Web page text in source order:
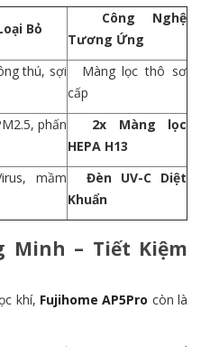
Bỏ
Công Nghệ
Tương Ứng
thú, sợi
Màng lọc thô sơ
cấp
phấn
2x Màng lọc
HEPA H13
mầm
Đèn UV-C Diệt
Khuẩn
Minh – Tiết Kiệm
khí, Fujihome AP5Pro còn là